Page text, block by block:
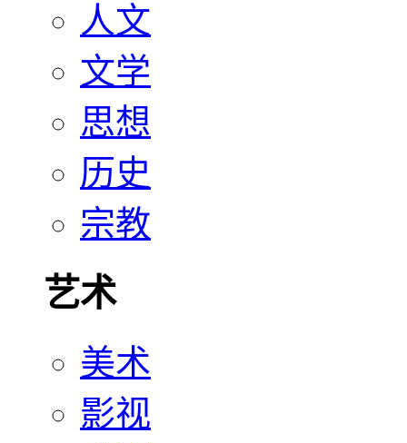
人文
文学
思想
历史
宗教
艺术
美术
影视